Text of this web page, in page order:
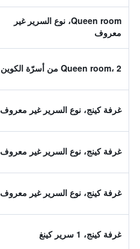
Queen room، نوع السرير غير
معروف
Queen room، 2 من أسرّة الكوين
غرفة كينج، نوع السرير غير معروف
غرفة كينج، نوع السرير غير معروف
غرفة كينج، نوع السرير غير معروف
غرفة كينج، 1 سرير كينغ